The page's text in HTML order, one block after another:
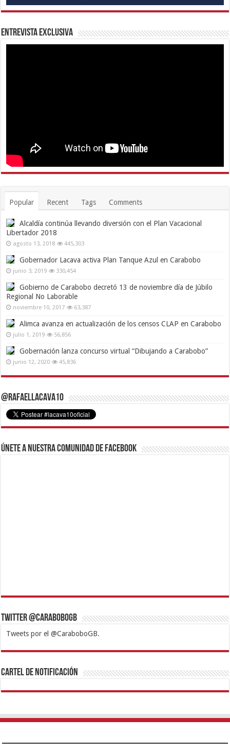
Entrevista Exclusiva
Popular Recent Tags Comments
Alcaldía continúa llevando diversión con el Plan Vacacional
Libertador 2018
agosto 13, 2018 445,303
Gobernador Lacava activa Plan Tanque Azul en Carabobo
junio 3, 2019 330,454
Gobierno de Carabobo decretó 13 de noviembre día de Júbilo
Regional No Laborable
noviembre 10, 2017 63,387
Alimca avanza en actualización de los censos CLAP en Carabobo
julio 1, 2019 56,856
Gobernación lanza concurso virtual “Dibujando a Carabobo”
junio 12, 2020 45,836
@RafaelLacava10
Únete a nuestra comunidad de Facebook
Twitter @CaraboboGB
Tweets por el @CaraboboGB.
1xbetBetturkeyBetistKralbetSupertotobetTipobetMatadorbetMariobet
https://mvbcasino.com/
Cartel de Notificación